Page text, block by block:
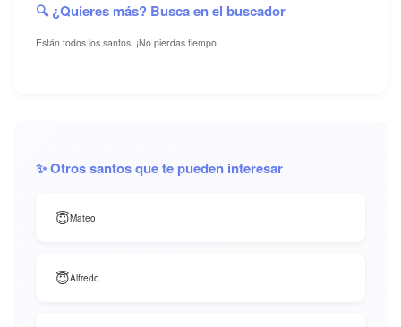
🔍 ¿Quieres más? Busca en el buscador
Están todos los santos. ¡No pierdas tiempo!
✨ Otros santos que te pueden interesar
😇Mateo
😇Alfredo